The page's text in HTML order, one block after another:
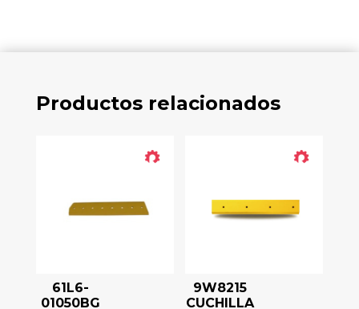
Productos relacionados
61L6-
01050BG
9W8215
CUCHILLA